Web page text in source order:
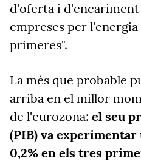
d'oferta i d'encariment
empreses per
primeres".
La més que probable
arriba en el millor
de l'eurozona: el seu
(PIB) va
0,2% en els tres